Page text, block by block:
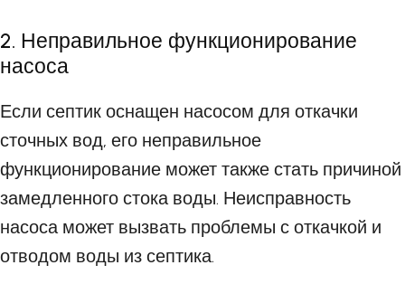
2. Неправильное функционирование
насоса
Если септик оснащен насосом для откачки
сточных вод, его неправильное
функционирование может также стать причиной
замедленного стока воды. Неисправность
насоса может вызвать проблемы с откачкой и
отводом воды из септика.